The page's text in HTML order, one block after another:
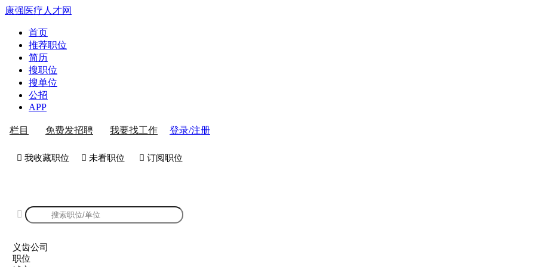
康强医疗人才网
首页
推荐职位
简历
搜职位
搜单位
公招
APP
栏目 免费发招聘 我要找工作 登录/注册
 我收藏职位  未看职位  订阅职位

义齿公司
职位